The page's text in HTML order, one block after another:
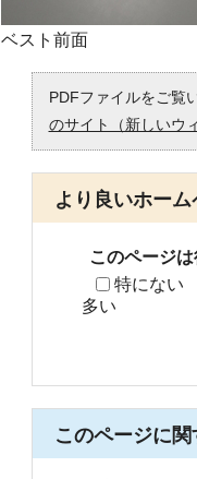
ベスト前面
PDFファイルをご覧
のサイト（新しいウ
より良いホー
このページは
特にない
多い
このページに関